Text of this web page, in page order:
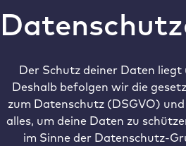
Der Schutz deiner Daten liegt
Deshalb befolgen wir die
zum Datenschutz (DSGVO)
alles, um deine Daten zu
im Sinne der Datenschutz-